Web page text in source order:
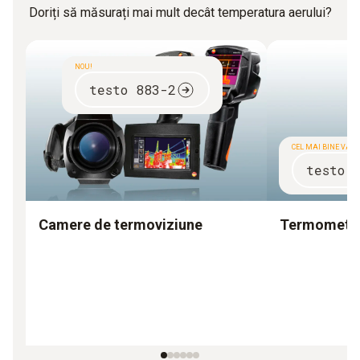
Doriți să măsurați mai mult decât temperatura aerului?
NOU!
testo 883-2
Camere de termoviziune
CEL MAI BINE
testo